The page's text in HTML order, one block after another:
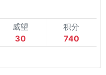
威望
30
积分
740